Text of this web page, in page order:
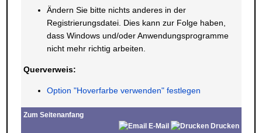
Ändern Sie bitte nichts anderes in der
Registrierungsdatei. Dies kann zur Folge haben,
dass Windows und/oder Anwendungsprogramme
nicht mehr richtig arbeiten.
Querverweis:
Option "Hoverfarbe verwenden" festlegen
Zum Seitenanfang
E-Mail
Drucken